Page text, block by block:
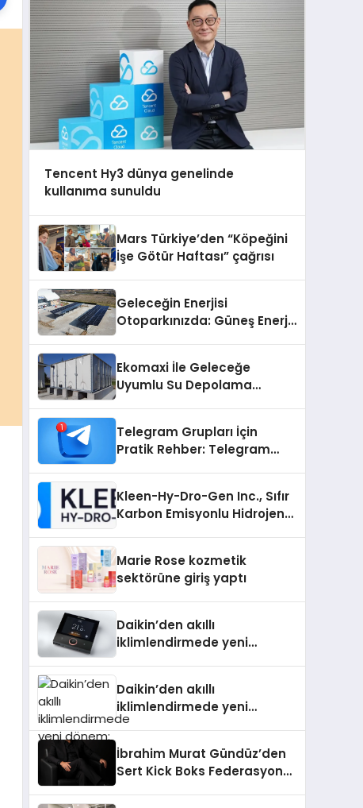
Tencent Hy3 dünya genelinde
kullanıma sunuldu
Mars Türkiye’den “Köpeğini
İşe Götür Haftası” çağrısı
Geleceğin Enerjisi
Otoparkınızda: Güneş Enerjili
Ekomaxi İle Geleceğe
Uyumlu Su Depolama
Telegram Grupları İçin
Pratik Rehber: Telegram
Kleen-Hy-Dro-Gen Inc., Sıfır
Karbon Emisyonlu Hidrojen
Aldı
Marie Rose kozmetik
sektörüne giriş yaptı
Daikin’den akıllı
iklimlendirmede yeni
Daikin’den akıllı
iklimlendirmede yeni
dönem: Madoka Plus
İbrahim Murat Gündüz’den
Sert Kick Boks Federasyonu